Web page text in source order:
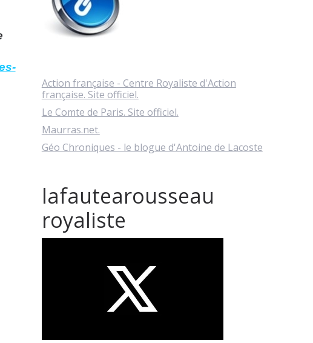
Action française - Centre Royaliste d'Action
française. Site officiel.
Le Comte de Paris. Site officiel.
Maurras.net.
Géo Chroniques - le blogue d'Antoine de Lacoste
lafautearousseau
royaliste